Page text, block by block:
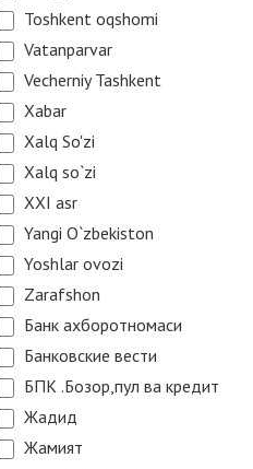
Toshkent oqshomi
Vatanparvar
Vecherniy Tashkent
Xabar
Xalq So'zi
Xalq so`zi
XXI asr
Yangi O`zbekiston
Yoshlar ovozi
Zarafshon
Банк ахборотномаси
Банковские вести
БПК .Бозор,пул ва кредит
Жадид
Жамият